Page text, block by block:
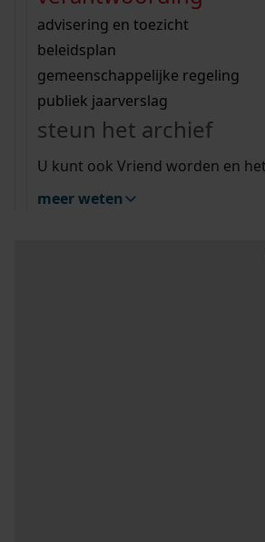
bouwvergunningen
omgevingsvergunningen
vergunningen
beeld en geluid
uitleg nodig?
Wij helpen u op weg met een
bekijk alle zoektips
Wij helpen u op weg met een
bekijk alle zoektips
bekijk ons geschiedenislokaal
advisering en toezicht
beleidsplan
gemeenschappelijke regeling
publiek jaarverslag
steun het archief
U kunt ook Vriend worden en
meer weten
zoektips
Mijn Studiezaal (inloggen)